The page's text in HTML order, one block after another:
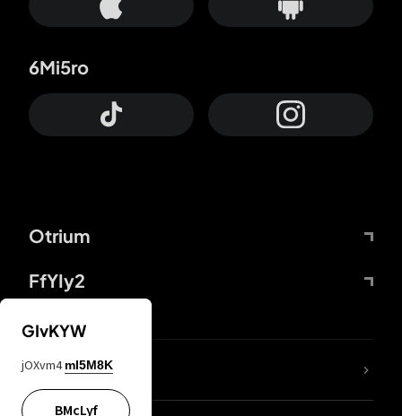
Otrium
FfYIy2
6Mi5ro
DDcvSo
GIvKYW
jOXvm4 mI5M8K
BMcLyf